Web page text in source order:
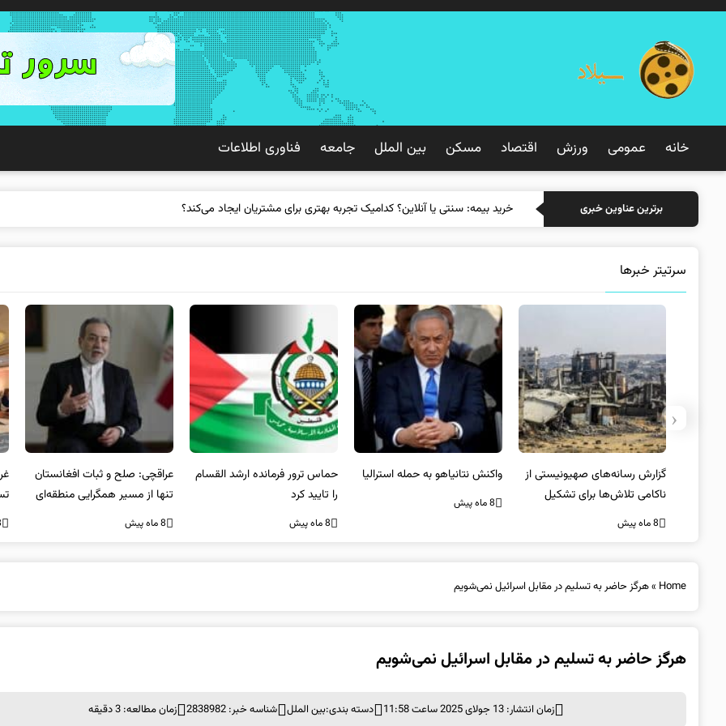
خانه عمومی ورزش اقتصاد مسکن بین الملل جامعه فناوری اطلاعات
برترین عناوین خبری خری
سرتیتر خبرها
واکنش نتانیاهو به حمله استرالیا
حماس ترور فرمانده ارشد القسام
را تایید کرد
عراقچی: صلح و ثبات افغانستان
تنها از مسیر همگرایی منطقه‌ای
محقق می‌شود
8 ماه پیش
غریب آبادی: مردم ایران هرگز
تسلیم تهدیدات و تجاوزات
نخواهند شد و متحد و منسجم
8 ماه پیش 8
‹
Home
»هرگز حاضر به تسلیم در مقابل اسرائیل نمی‌شویم
هرگز حاضر به تسلیم در مقابل اسرائیل نمی‌شویم
زمان انتشار: 13 جولای 2025 ساعت 11:58 دسته بندی:بین الملل شناسه خبر: 2838982 زمان مطالعه: 3 دقیقه